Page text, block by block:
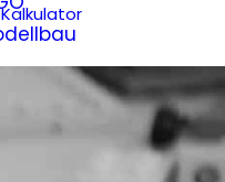
Kalkulator